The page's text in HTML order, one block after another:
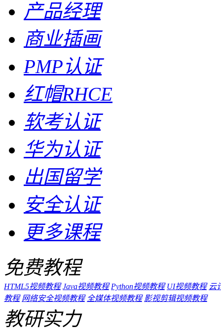
产品经理
商业插画
PMP认证
红帽RHCE
软考认证
华为认证
出国留学
安全认证
更多课程
免费教程
HTML5视频教程 Java视频教程 Python视频教程 UI视频教程 云
教程 网络安全视频教程 全媒体视频教程 影视剪辑视频教程
教研实力